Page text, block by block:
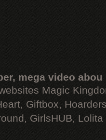
mega video abou
Magic
Giftbox,
GirlsHUB, Lolita